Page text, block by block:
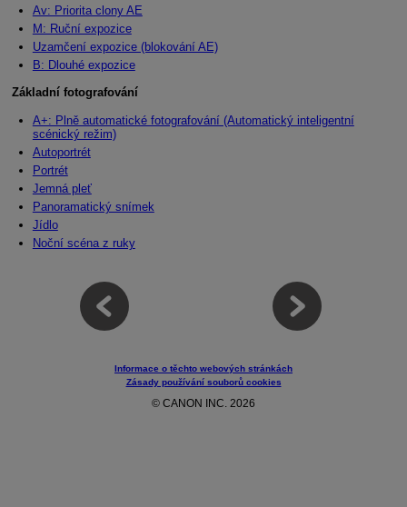
Av: Priorita clony AE
M: Ruční expozice
Uzamčení expozice (blokování AE)
B: Dlouhé expozice
Základní fotografování
A+: Plně automatické fotografování (Automatický inteligentní
scénický režim)
Autoportrét
Portrét
Jemná pleť
Panoramatický snímek
Jídlo
Noční scéna z ruky
Informace o těchto webových stránkách
Zásady používání souborů cookies
© CANON INC. 2026